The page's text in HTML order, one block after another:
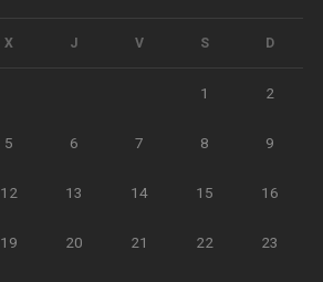
X J V S D
1 2
5 6 7 8 9
12 13 14 15 16
19 20 21 22 23